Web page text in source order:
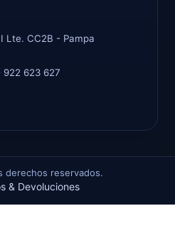
Lte. CC2B - Pampa
623 627
derechos reservados.
& Devoluciones